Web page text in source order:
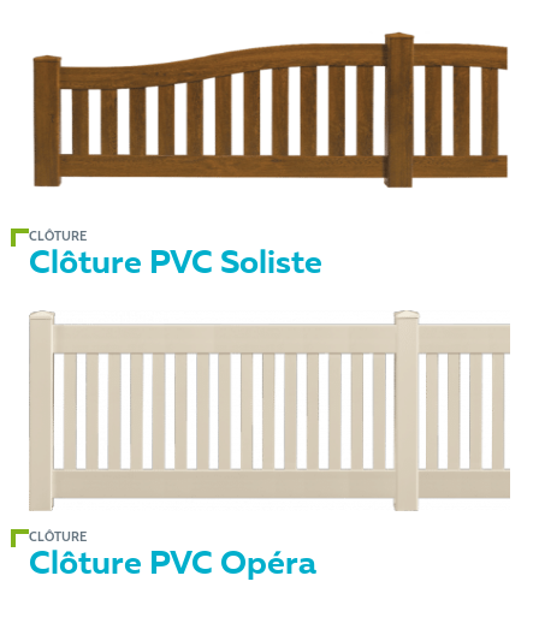
CLÔTURE
Clôture PVC Soliste
CLÔTURE
Clôture PVC Opéra